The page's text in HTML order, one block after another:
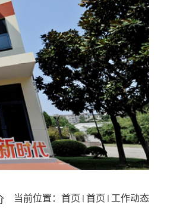
当前位置： 首页 首页 工作动态